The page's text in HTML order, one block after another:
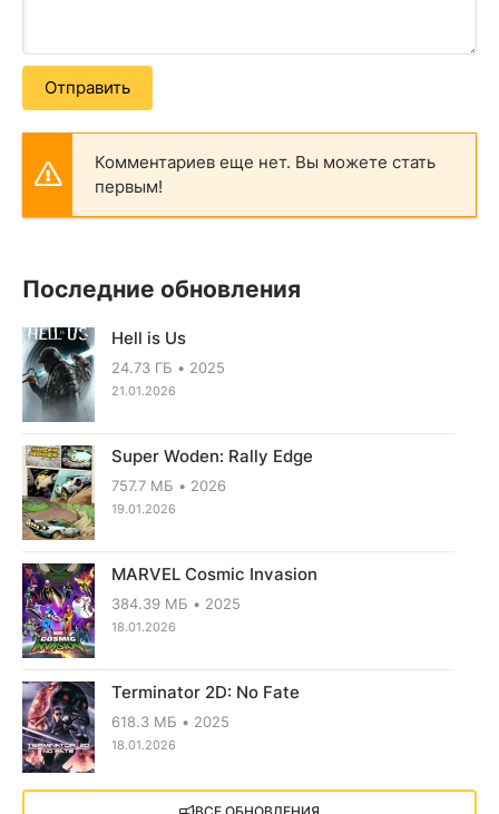
Отправить
Комментариев еще нет. Вы можете стать
первым!
Последние обновления
Hell is Us
24.73 ГБ 2025
21.01.2026
Super Woden: Rally Edge
757.7 МБ 2026
19.01.2026
MARVEL Cosmic Invasion
384.39 МБ 2025
18.01.2026
Terminator 2D: No Fate
618.3 МБ 2025
18.01.2026